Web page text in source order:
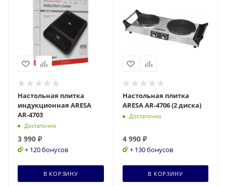
Настольная плитка
индукционная ARESA
AR-4703
Достаточно
3 990 ₽
+ 120 бонусов
В КОРЗИНУ
Настольная плитка
ARESA AR-4706 (2 диска)
Достаточно
4 990₽
+ 130 бонусов
В КОРЗИНУ